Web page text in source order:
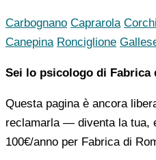
Carbognano Caprarola
Canepina Ronciglione
Sei lo psicologo di Fabrica
Questa pagina è ancora
reclamarla — diventa la tua,
100€/anno per Fabrica di